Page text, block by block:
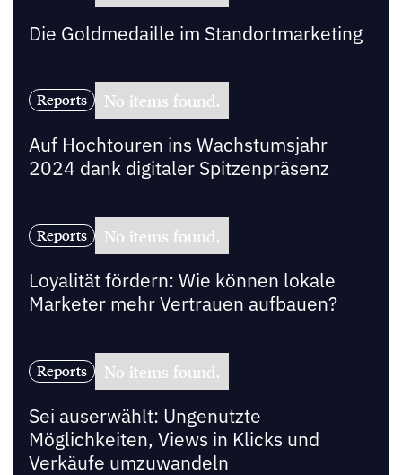
Die Goldmedaille im Standortmarketing
Reports No items found.
Auf Hochtouren ins Wachstumsjahr
2024 dank digitaler Spitzenpräsenz
Reports No items found.
Loyalität fördern: Wie können lokale
Marketer mehr Vertrauen aufbauen?
Reports No items found.
Sei auserwählt: Ungenutzte
Möglichkeiten, Views in Klicks und
Verkäufe umzuwandeln